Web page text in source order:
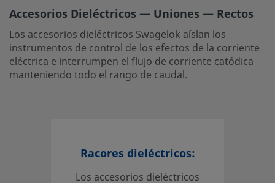
Accesorios Dieléctricos — Uniones — Rectos
Los accesorios dieléctricos Swagelok aíslan los
instrumentos de control de los efectos de la corriente
eléctrica e interrumpen el flujo de corriente catódica
manteniendo todo el rango de caudal.
Racores dieléctricos:
Los accesorios dieléctricos